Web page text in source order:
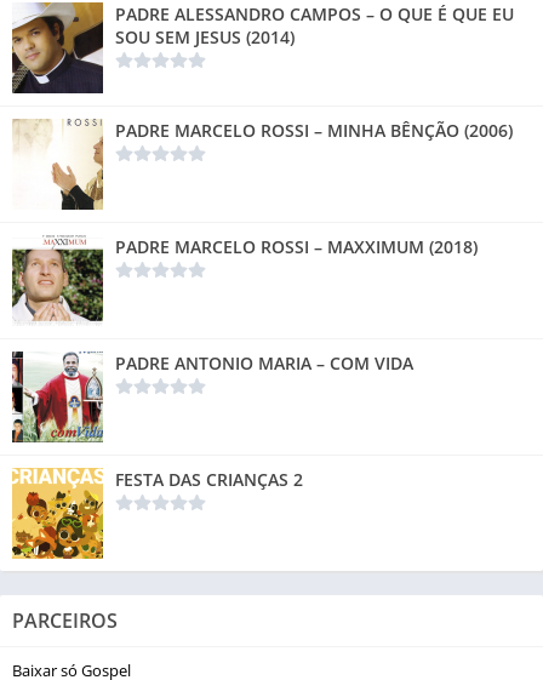
PADRE ALESSANDRO CAMPOS – O QUE É QUE EU
SOU SEM JESUS (2014)
PADRE MARCELO ROSSI – MINHA BÊNÇÃO (2006)
PADRE MARCELO ROSSI – MAXXIMUM (2018)
PADRE ANTONIO MARIA – COM VIDA
FESTA DAS CRIANÇAS 2
PARCEIROS
Baixar só Gospel